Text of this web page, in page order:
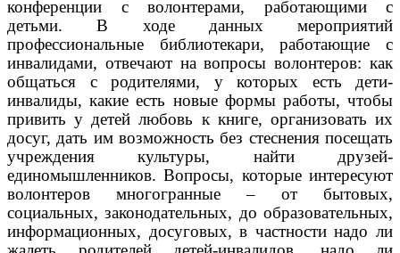
конференции с волонтерами, работающими с
детьми. В ходе данных мероприятий
профессиональные библиотекари, работающие с
инвалидами, отвечают на вопросы волонтеров: как
общаться с родителями, у которых есть дети-
инвалиды, какие есть новые формы работы, чтобы
привить у детей любовь к книге, организовать их
досуг, дать им возможность без стеснения посещать
учреждения культуры, найти друзей-
единомышленников. Вопросы, которые интересуют
волонтеров многогранные – от бытовых,
социальных, законодательных, до образовательных,
информационных, досуговых, в частности надо ли